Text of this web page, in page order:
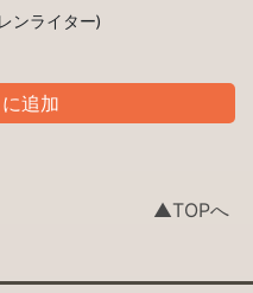
ンライター)
追加
▲TOPへ